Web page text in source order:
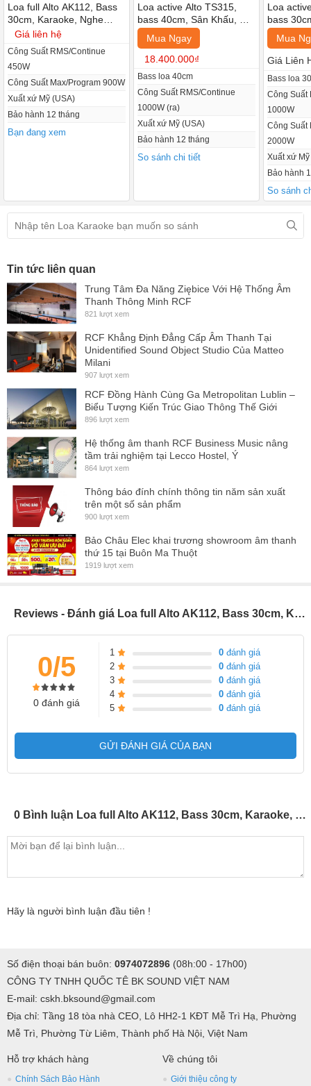
Loa full Alto AK112, Bass
30cm, Karaoke, Nghe
nhạc (giá:2 chiếc)
Giá liên hệ
Công Suất RMS/Continue
450W
Công Suất Max/Program 900W
Xuất xứ Mỹ (USA)
Bảo hành 12 tháng
Bạn đang xem
Loa active Alto TS315,
bass 40cm, Sân Khấu, Hội
Trường, Karaoke, Brand
USA (giá:2 chiếc)
Mua Ngay
18.400.000₫
Bass loa 40cm
Công Suất RMS/Continue
1000W (ra)
Xuất xứ Mỹ (USA)
Bảo hành 12 tháng
So sánh chi tiết
Loa
bass
Trường,
chiếc)
Mua
Giá Liên
Bass loa
Công Suất
1000W
Công Suất
2000W
Xuất xứ
Bảo hành
So sánh
Tin tức liên quan
Trung Tâm Đa Năng Ziębice Với Hệ Thống Âm
Thanh Thông Minh RCF
821 lượt xem
RCF Khẳng Định Đẳng Cấp Âm Thanh Tại
Unidentified Sound Object Studio Của Matteo
Milani
907 lượt xem
RCF Đồng Hành Cùng Ga Metropolitan Lublin –
Biểu Tượng Kiến Trúc Giao Thông Thế Giới
896 lượt xem
Hệ thống âm thanh RCF Business Music nâng
tầm trải nghiệm tại Lecco Hostel, Ý
864 lượt xem
Thông báo đính chính thông tin năm sản xuất
trên một số sản phẩm
900 lượt xem
Bảo Châu Elec khai trương showroom âm thanh
thứ 15 tại Buôn Ma Thuột
1919 lượt xem
Reviews - Đánh giá Loa full Alto AK112, Bass 30cm, Karaoke, Nghe nhạc (giá:2 chiếc)
0/5
0 đánh giá
1 0 đánh giá
2
0 đánh giá
3
0 đánh giá
4
0 đánh giá
5
0 đánh giá
GỬI ĐÁNH GIÁ CỦA BẠN
0 Bình luận Loa full Alto AK112, Bass 30cm, Karaoke, Nghe nhạc (giá:2 chiếc)
Hãy là người bình luận đầu tiên !
Số điện thoại bán buôn: 0974072896 (08h:00 - 17h00)
CÔNG TY TNHH QUỐC TÊ BK SOUND VIỆT NAM
E-mail: cskh.bksound@gmail.com
Địa chỉ: Tầng 18 tòa nhà CEO, Lô HH2-1 KĐT Mễ Trì Hạ, Phường
Mễ Trì, Phường Từ Liêm, Thành phố Hà Nội, Việt Nam
Hỗ trợ khách hàng
Chính Sách Bảo Hành
Về chúng tôi
Giới thiệu công ty